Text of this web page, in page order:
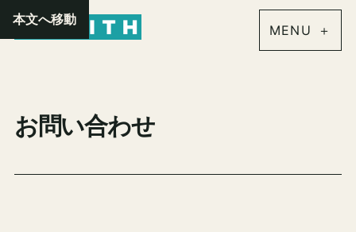
本文へ移動
お問い合わせ